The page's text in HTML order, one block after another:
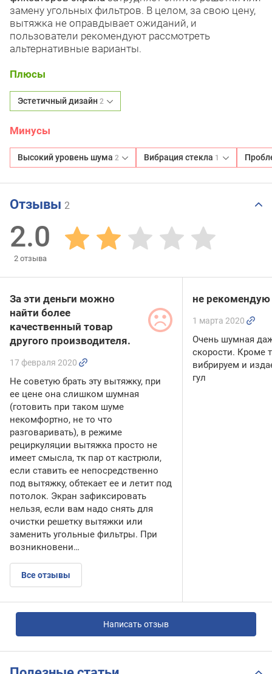
замену угольных фильтров. В целом, за свою цену,
вытяжка не оправдывает ожиданий, и
пользователи рекомендуют рассмотреть
альтернативные варианты.
Плюсы
Эстетичный дизайн 2
Минусы
Высокий уровень шума 2 Вибрация стекла 1
Отзывы 2
2.0
2 отзыва
За эти деньги можно
найти более
качественный товар
другого производителя.
17 февраля 2020
Не советую брать эту вытяжку, при
ее цене она слишком шумная
(готовить при таком шуме
некомфортно, не то что
разговаривать), в режиме
рециркуляции вытяжка просто не
имеет смысла, тк пар от кастрюли,
если ставить ее непосредственно
под вытяжку, обтекает ее и летит под
потолок. Экран зафиксировать
нельзя, если вам надо снять для
очистки решетку вытяжки или
заменить угольные фильтры. При
возникновени…
Все отзывы
не рекомендую
1 марта 2020
Очень шумная
скорости. Кроме
вибрируем и
гул
Написать отзыв